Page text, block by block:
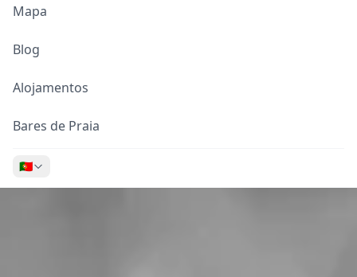
Mapa
Blog
Alojamentos
Bares de Praia
🇵🇹